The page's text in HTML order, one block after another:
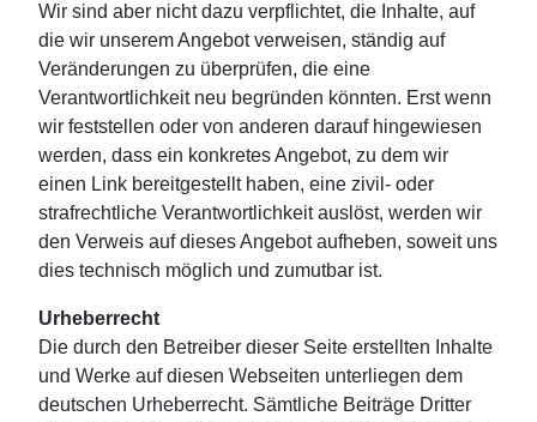
Wir sind aber nicht dazu verpflichtet, die Inhalte, auf
die wir unserem Angebot verweisen, ständig auf
Veränderungen zu überprüfen, die eine
Verantwortlichkeit neu begründen könnten. Erst wenn
wir feststellen oder von anderen darauf hingewiesen
werden, dass ein konkretes Angebot, zu dem wir
einen Link bereitgestellt haben, eine zivil- oder
strafrechtliche Verantwortlichkeit auslöst, werden wir
den Verweis auf dieses Angebot aufheben, soweit uns
dies technisch möglich und zumutbar ist.
Urheberrecht
Die durch den Betreiber dieser Seite erstellten Inhalte
und Werke auf diesen Webseiten unterliegen dem
deutschen Urheberrecht. Sämtliche Beiträge Dritter